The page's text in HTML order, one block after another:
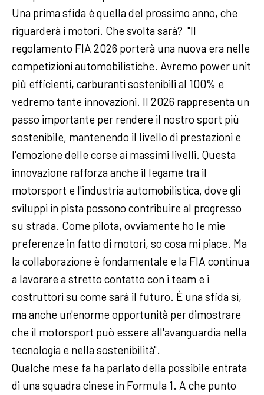
Una prima sfida è quella del prossimo anno, che
riguarderà i motori. Che svolta sarà? "Il
regolamento FIA 2026 porterà una nuova era nelle
competizioni automobilistiche. Avremo power unit
più efficienti, carburanti sostenibili al 100% e
vedremo tante innovazioni. Il 2026 rappresenta un
passo importante per rendere il nostro sport più
sostenibile, mantenendo il livello di prestazioni e
l'emozione delle corse ai massimi livelli. Questa
innovazione rafforza anche il legame tra il
motorsport e l'industria automobilistica, dove gli
sviluppi in pista possono contribuire al progresso
su strada. Come pilota, ovviamente ho le mie
preferenze in fatto di motori, so cosa mi piace. Ma
la collaborazione è fondamentale e la FIA continua
a lavorare a stretto contatto con i team e i
costruttori su come sarà il futuro. È una sfida sì,
ma anche un'enorme opportunità per dimostrare
che il motorsport può essere all'avanguardia nella
tecnologia e nella sostenibilità".
Qualche mese fa ha parlato della possibile entrata
di una squadra cinese in Formula 1. A che punto